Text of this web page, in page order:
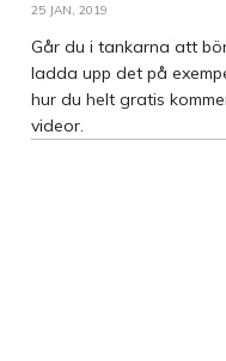
25 JAN, 2019
Går du i tankarna att
ladda upp det på
hur du helt gratis
videor.